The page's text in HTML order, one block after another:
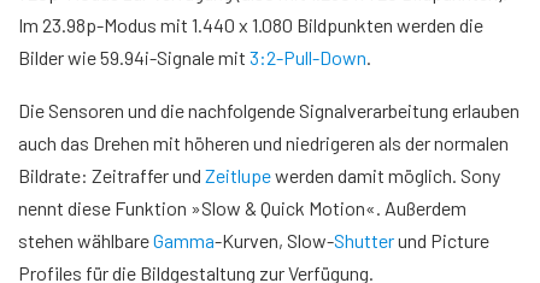
Im 23.98p-Modus mit 1.440 x 1.080 Bildpunkten werden die
Bilder wie 59.94i-Signale mit 3:2-Pull-Down
Die Sensoren und die nachfolgende Signalverarbeitung erlauben
auch das Drehen mit höheren und niedrigeren als der normalen
Bildrate: Zeitraffer und Zeitlupewerden damit möglich. Sony
nennt diese Funktion »Slow & Quick Motion«. Außerdem
stehen wählbareGamma-Kurven, Slow-Shutterund Picture
Profiles für die Bildgestaltung zur Verfügung.